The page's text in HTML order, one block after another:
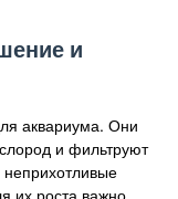
и
аквариума. Они
и фильтруют
их роста важно